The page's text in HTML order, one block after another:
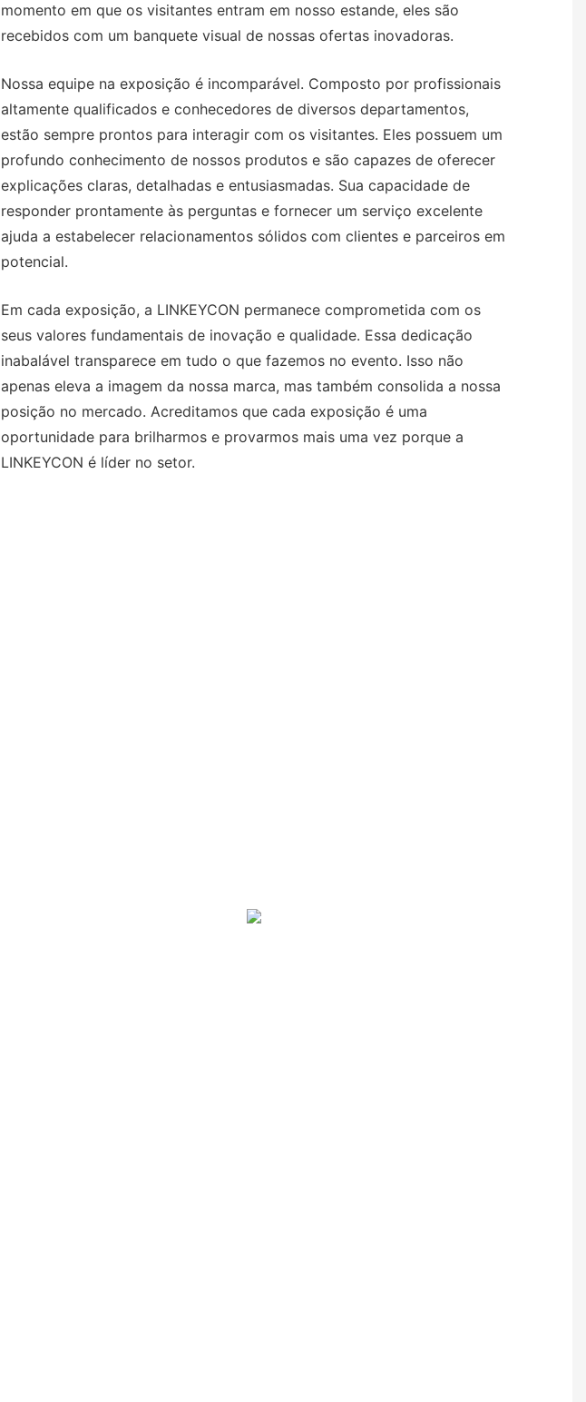
momento em que os visitantes entram em nosso estande, eles são
recebidos com um banquete visual de nossas ofertas inovadoras.
Nossa equipe na exposição é incomparável. Composto por profissionais
altamente qualificados e conhecedores de diversos departamentos,
estão sempre prontos para interagir com os visitantes. Eles possuem um
profundo conhecimento de nossos produtos e são capazes de oferecer
explicações claras, detalhadas e entusiasmadas. Sua capacidade de
responder prontamente às perguntas e fornecer um serviço excelente
ajuda a estabelecer relacionamentos sólidos com clientes e parceiros em
potencial.
Em cada exposição, a LINKEYCON permanece comprometida com os
seus valores fundamentais de inovação e qualidade. Essa dedicação
inabalável transparece em tudo o que fazemos no evento. Isso não
apenas eleva a imagem da nossa marca, mas também consolida a nossa
posição no mercado. Acreditamos que cada exposição é uma
oportunidade para brilharmos e provarmos mais uma vez porque a
LINKEYCON é líder no setor.